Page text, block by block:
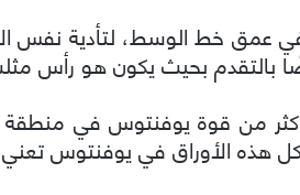
عمق خط الوسط، لتأدية نفس
بحيث يكون هو رأس
من قوة يوفنتوس في
هذه الأوراق في يوفنتوس